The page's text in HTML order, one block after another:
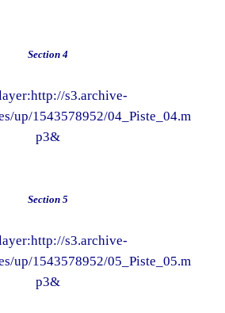
Section 4
s3.archive-
up/1543578952/04_Piste_04.m
p3&
Section 5
s3.archive-
up/1543578952/05_Piste_05.m
p3&